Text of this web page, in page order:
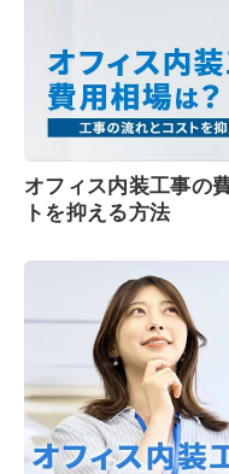
オフィス内装工事の
トを抑える方法